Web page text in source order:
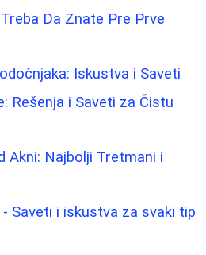
Da Znate Pre Prve
Iskustva i Saveti
Rešenja i Saveti za Čistu
Akni: Najbolji Tretmani i
Saveti i iskustva za svaki tip